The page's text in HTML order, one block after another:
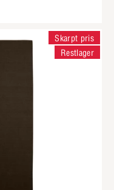
Skarpt pris
Restlager